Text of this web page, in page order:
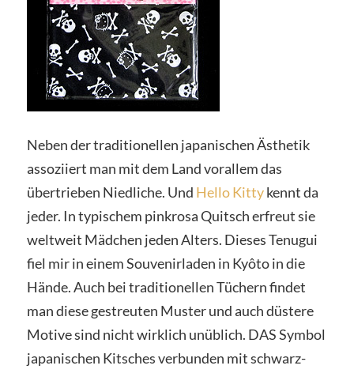
Neben der traditionellen japanischen Ästhetik
assoziiert man mit dem Land vorallem das
übertrieben Niedliche. Und Hello Kittykennt da
jeder. In typischem pinkrosa Quitsch erfreut sie
weltweit Mädchen jeden Alters. Dieses Tenugui
fiel mir in einem Souvenirladen in Kyôto in die
Hände. Auch bei traditionellen Tüchern findet
man diese gestreuten Muster und auch düstere
Motive sind nicht wirklich unüblich. DAS Symbol
japanischen Kitsches verbunden mit schwarz-